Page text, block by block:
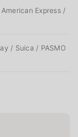
Express /
/ Suica / PASMO